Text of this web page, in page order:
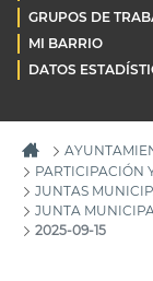
GRUPOS DE
MI BARRIO
DATOS
PARTICIPACIÓN
JUNTAS
JUNTA
2025-09-15